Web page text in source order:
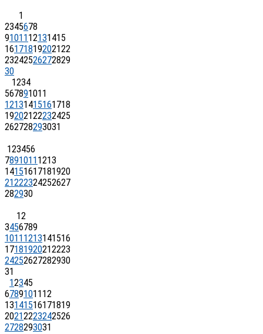
1
2345678
91011 12131415
16171819202122
23242526272829
30
1234
567891011
12131415161718
19202122232425
262728293031
123456
7891011 1213
14151617181920
21222324252627
282930
12
3456789
1011 1213141516
17181920212223
24252627282930
31
12345
67891011 12
13141516171819
20212223242526
2728293031